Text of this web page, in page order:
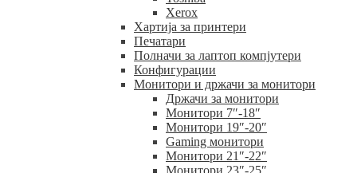
Xerox
Хартија за принтери
Печатари
Полначи за лаптоп компјутери
Конфигурации
Монитори и држачи за монитори
Држачи за монитори
Монитори 7″-18″
Монитори 19″-20″
Gaming монитори
Монитори 21″-22″
Монитори 23″-25″